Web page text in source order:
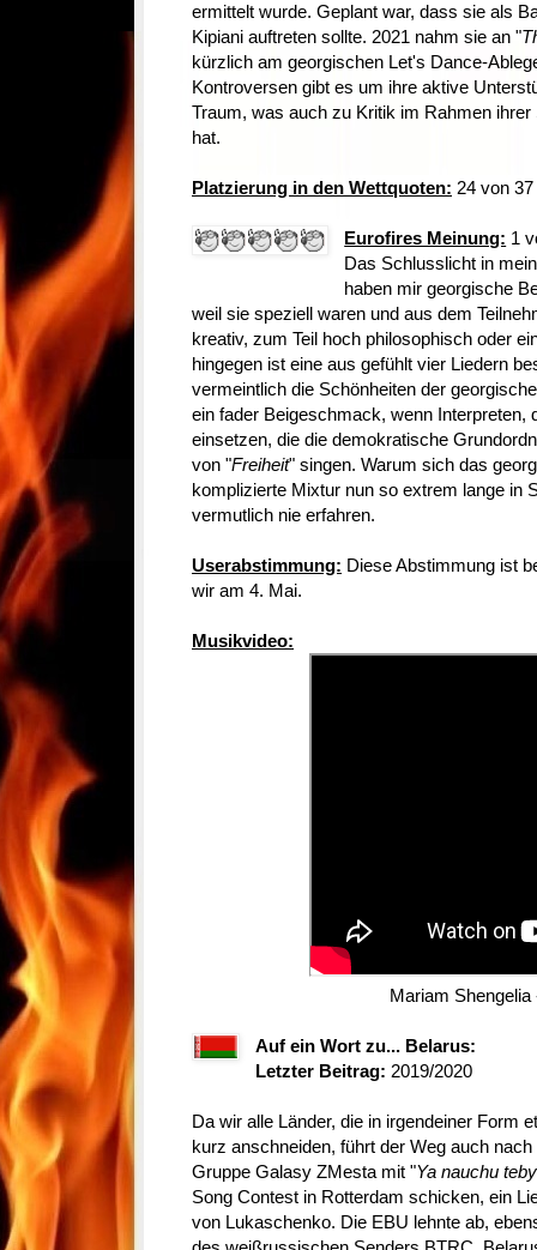
ermittelt wurde. Geplant war, dass sie als
Kipiani auftreten sollte. 2021 nahm sie an "
kürzlich am georgischen Let's Dance-
Kontroversen gibt es um ihre aktive
Traum, was auch zu Kritik im Rahmen
hat.
Platzierung in den Wettquoten: 24 von
Eurofires Meinung: 1
Das Schlusslicht in
haben mir georgische
weil sie speziell waren und aus dem
kreativ, zum Teil hoch philosophisch oder
hingegen ist eine aus gefühlt vier Liedern
vermeintlich die Schönheiten der
ein fader Beigeschmack, wenn Interpreten,
einsetzen, die die demokratische
von "Freiheit" singen. Warum sich das
komplizierte Mixtur nun so extrem lange in
vermutlich nie erfahren.
Userabstimmung: Diese Abstimmung ist
wir am 4. Mai.
Musikvideo:
Mariam
Auf ein Wort zu... Belarus:
Letzter Beitrag: 2019/2020
Da wir alle Länder, die in irgendeiner Form
kurz anschneiden, führt der Weg auch
Gruppe Galasy ZMesta mit "Ya nauchu
Song Contest in Rotterdam schicken, ein
von Lukaschenko. Die EBU lehnte ab,